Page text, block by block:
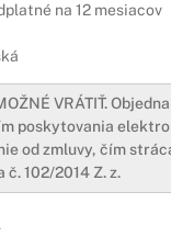
na 12 mesiacov
VRÁTIŤ.
poskytovania
od zmluvy, čím
č. 102/2014 Z. z.